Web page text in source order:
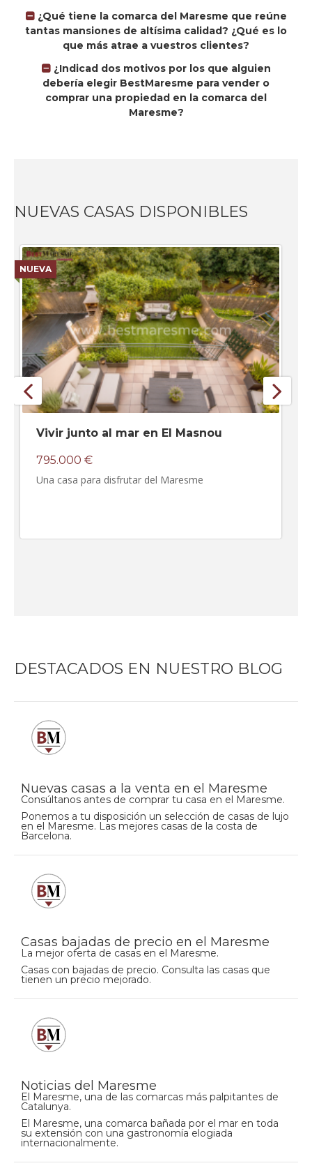
¿Qué tiene la comarca del Maresme que reúne
tantas mansiones de altísima calidad? ¿Qué es lo
que más atrae a vuestros clientes?
¿Indicad dos motivos por los que alguien
debería elegir BestMaresme para vender o
comprar una propiedad en la comarca del
Maresme?
NUEVAS CASAS DISPONIBLES
NUEVA
Vivir junto al mar en El Masnou
795.000 €
Una casa para disfrutar del Maresme
DESTACADOS EN NUESTRO BLOG
Nuevas casas a la venta en el Maresme
Consúltanos antes de comprar tu casa en el Maresme.
Ponemos a tu disposición un selección de casas de lujo
en el Maresme. Las mejores casas de la costa de
Barcelona.
Casas bajadas de precio en el Maresme
La mejor oferta de casas en el Maresme.
Casas con bajadas de precio. Consulta las casas que
tienen un precio mejorado.
Noticias del Maresme
El Maresme, una de las comarcas más palpitantes de
Catalunya.
El Maresme, una comarca bañada por el mar en toda
su extensión con una gastronomía elogiada
internacionalmente.